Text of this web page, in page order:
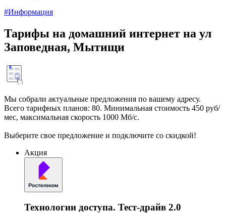
#Информация
Тарифы на домашний интернет на ул
Заповедная, Мытищи
Мы собрали актуальные предложения по вашему адресу.
Всего тарифных планов: 80. Минимальная стоимость 450 руб/
мес, максимальная скорость 1000 Мб/с.
Выберите свое предложение и подключите со скидкой!
Акция
Технологии доступа. Тест-драйв 2.0